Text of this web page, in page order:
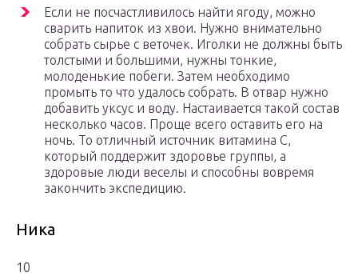
Если не посчастливилось найти ягоду, можно
сварить напиток из хвои. Нужно внимательно
собрать сырье с веточек. Иголки не должны быть
толстыми и большими, нужны тонкие,
молоденькие побеги. Затем необходимо
промыть то что удалось собрать. В отвар нужно
добавить уксус и воду. Настаивается такой состав
несколько часов. Проще всего оставить его на
ночь. То отличный источник витамина С,
который поддержит здоровье группы, а
здоровые люди веселы и способны вовремя
закончить экспедицию.
Ника
10